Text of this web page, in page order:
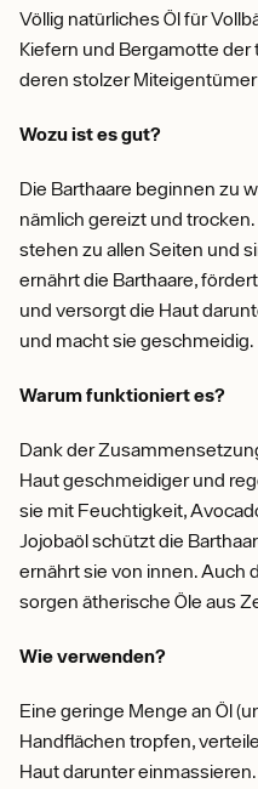
Völlig natürliches Öl für
Kiefern und Bergamotte
deren stolzer
Wozu ist es gut?
Die Barthaare beginnen zu
nämlich gereizt und
stehen zu allen Seiten und
ernährt die Barthaare,
und versorgt die Haut
und macht sie geschmeidig.
Warum funktioniert es?
Dank der
Haut geschmeidiger und
sie mit Feuchtigkeit,
Jojobaöl schützt die
ernährt sie von innen. Auch
sorgen ätherische Öle aus
Wie verwenden?
Eine geringe Menge an Öl
Handflächen tropfen,
Haut darunter einmassieren.